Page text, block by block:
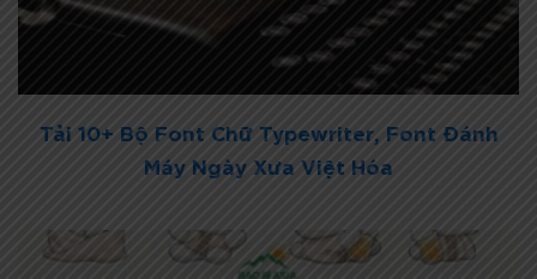
Tải 10+ Bộ Font Chữ Typewriter, Font Đánh
Máy Ngày Xưa Việt Hóa